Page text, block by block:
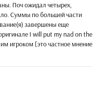
Поч ожидал четырех,
Суммы по большей части
завершены еще
I will put my nad on the
игроком [это частное мнение